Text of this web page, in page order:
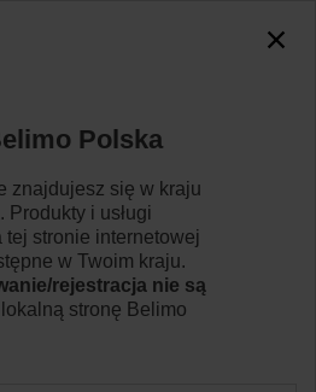
accessing the absolute URL
pl/pl_PL/~mgnlArea=outdated~".
pl/pl_PL/~mgnlArea=outdated~
regulacyjne Akcesoria
Polska
znajdujesz się w kraju
Produkty i usługi
tej stronie internetowej
w Twoim kraju.
rejestracja nie są
stronę Belimo